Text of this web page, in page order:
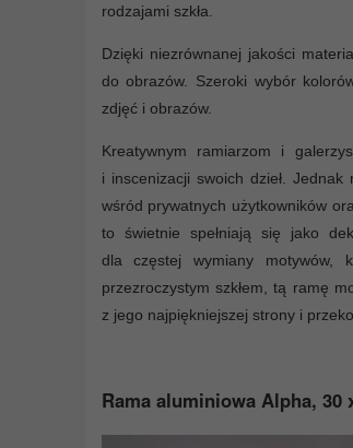
rodzajami szkła.
Dzięki niezrównanej jakości
do obrazów. Szeroki wybór
zdjęć i obrazów.
Kreatywnym ramiarzom i
i inscenizacji swoich dzieł.
wśród prywatnych użytkowników
to świetnie spełniają się jako
dla częstej wymiany motywów,
przezroczystym szkłem, tą ramę
z jego najpiękniejszej strony i
Rama aluminiowa Alpha, 30